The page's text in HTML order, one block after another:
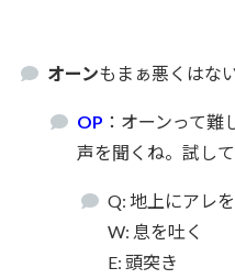
オーンもまぁ悪くはな
OP ：オーンって難
声を聞くね。試して
Q: 地上にアレ
W: 息を吐く
E: 頭突き